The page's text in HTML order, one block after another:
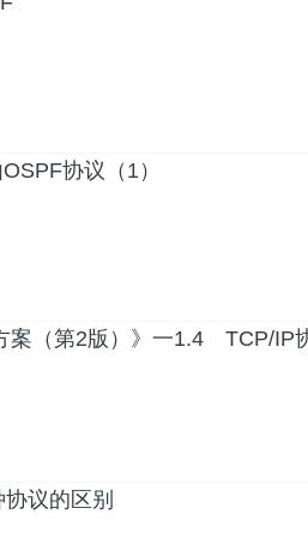
协议（1）
案（第2版）》一1.4 TCP/IP
议的区别